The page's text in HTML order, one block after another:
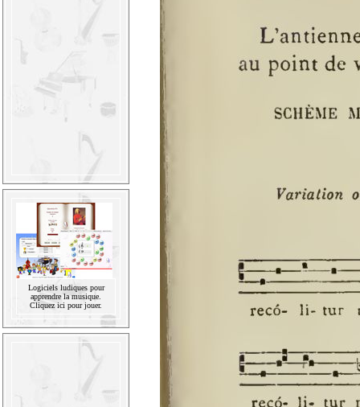
Logiciels ludiques pour
apprendre la musique.
Cliquez ici pour jouer.